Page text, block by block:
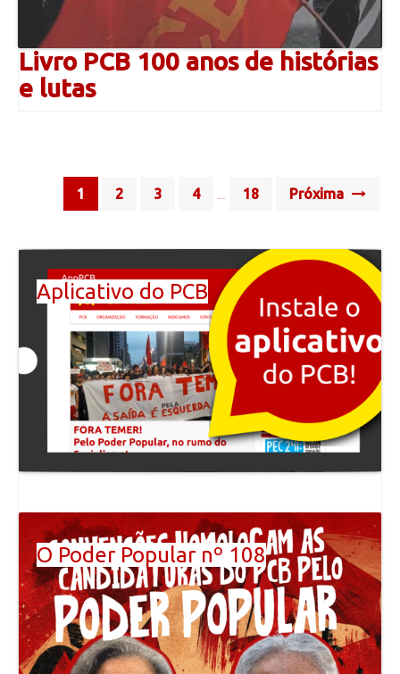
Livro PCB 100 anos de histórias
e lutas
navigation
1 2 3 4 18 Próxima
Aplicativo do PCB
O Poder Popular nº 108